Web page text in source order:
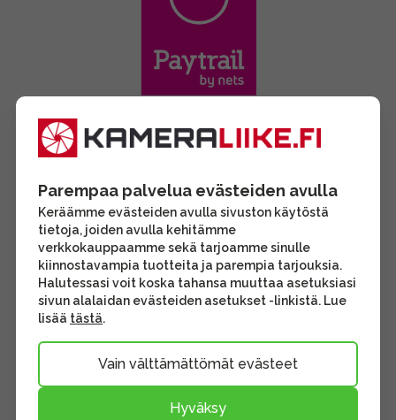
Parempaa palvelua evästeiden avulla
Keräämme evästeiden avulla sivuston käytöstä
tietoja, joiden avulla kehitämme
verkkokauppaamme sekä tarjoamme sinulle
kiinnostavampia tuotteita ja parempia tarjouksia.
Halutessasi voit koska tahansa muuttaa asetuksiasi
sivun alalaidan evästeiden asetukset -linkistä. Lue
lisää tästä.
Vain välttämättömät evästeet
Hyväksy